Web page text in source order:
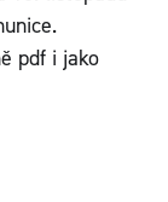
pdf i jako